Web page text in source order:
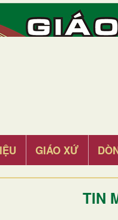
GIÁO XỨ
TIN